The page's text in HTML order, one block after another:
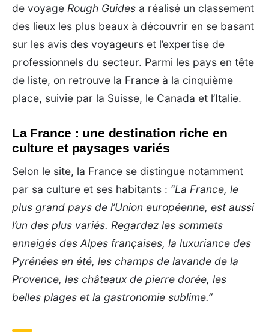
de voyage Rough Guides a réalisé un classement
des lieux les plus beaux à découvrir en se basant
sur les avis des voyageurs et l’expertise de
professionnels du secteur. Parmi les pays en tête
de liste, on retrouve la France à la cinquième
place, suivie par la Suisse, le Canada et l’Italie.
La France : une destination riche en
culture et paysages variés
Selon le site, la France se distingue notamment
par sa culture et ses habitants : “La France, le
plus grand pays de l’Union européenne, est aussi
l’un des plus variés. Regardez les sommets
enneigés des Alpes françaises, la luxuriance des
Pyrénées en été, les champs de lavande de la
Provence, les châteaux de pierre dorée, les
belles plages et la gastronomie sublime.”